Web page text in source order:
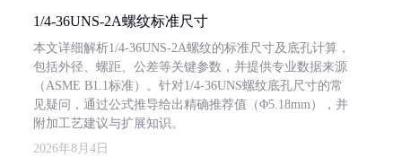
1/4-36UNS-2A螺纹标准尺寸
本文详细解析1/4-36UNS-2A螺纹的标准尺寸及底孔计算，
包括外径、螺距、公差等关键参数，并提供专业数据来源
（ASME B1.1标准）。针对1/4-36UNS螺纹底孔尺寸的常
见疑问，通过公式推导给出精确推荐值（Φ5.18mm），并
附加工艺建议与扩展知识。
2026年8月4日